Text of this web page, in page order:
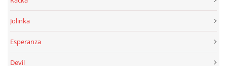
Jolinka
Esperanza
Devil